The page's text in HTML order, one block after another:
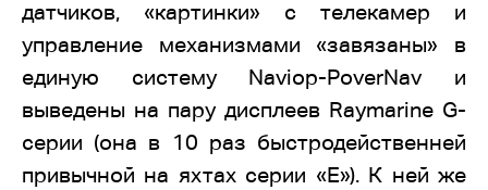
датчиков, «картинки» с телекамер и
управление механизмами «завязаны» в
единую систему Naviop-PoverNav и
выведены на пару дисплеев Raymarine G-
серии (она в 10 раз быстродейственней
привычной на яхтах серии «Е»). К ней же